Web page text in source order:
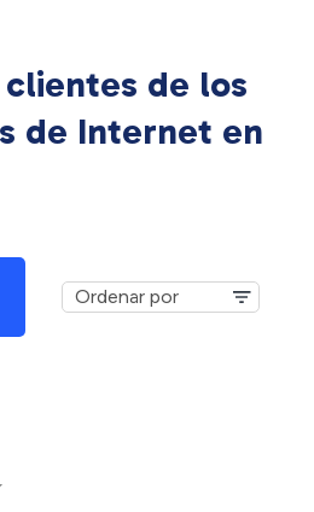
clientes de los
de Internet en